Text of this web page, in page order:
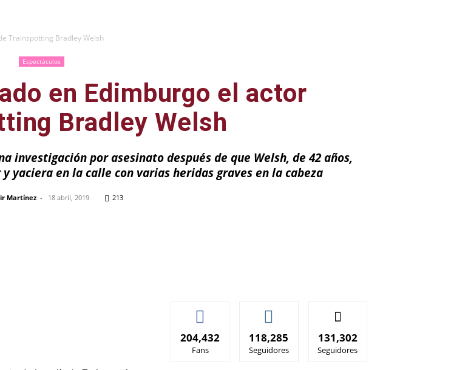
Trainspotting Bradley Welsh
Espectáculos
en Edimburgo el actor
Bradley Welsh
investigación por asesinato después de que Welsh, de 42 años,
yaciera en la calle con varias heridas graves en la cabeza
Martínez - 18 abril, 2019 213
204,432
Fans
118,285
Seguidores
131,302
Seguidores